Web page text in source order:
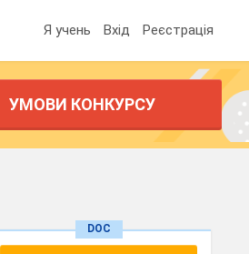
Я учень Вхід Реєстрація
УМОВИ КОНКУРСУ
DOC